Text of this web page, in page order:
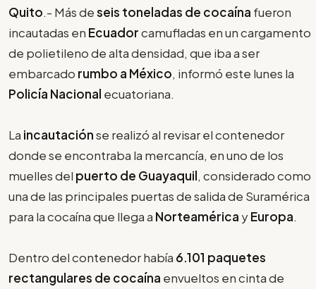
Quito.- Más deseis toneladas de cocaína fueron
incautadas en Ecuadorcamufladas en un cargamento
de polietileno de alta densidad, que iba a ser
embarcado rumbo a México, informó este lunes la
Policía Nacional ecuatoriana.
La incautaciónse realizó al revisar el contenedor
donde se encontraba la mercancía, en uno de los
muelles del puerto de Guayaquil, considerado como
una de las principales puertas de salida de Suramérica
para la cocaína que llega a Norteamérica yEuropa.
Dentro del contenedor había 6.101 paquetes
rectangulares de cocaína envueltos en cinta de